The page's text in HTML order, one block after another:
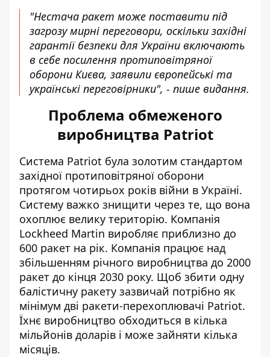
"Нестача ракет може поставити під
загрозу мирні переговори, оскільки західні
гарантії безпеки для України включають
в себе посилення протиповітряної
оборони Києва, заявили європейські та
українські переговірники", - пише видання.
Проблема обмеженого
виробництва Patriot
Система Patriot була золотим стандартом
західної протиповітряної оборони
протягом чотирьох років війни в Україні.
Систему важко знищити через те, що вона
охоплює велику територію. Компанія
Lockheed Martin виробляє приблизно до
600 ракет на рік. Компанія працює над
збільшенням річного виробництва до 2000
ракет до кінця 2030 року. Щоб збити одну
балістичну ракету зазвичай потрібно як
мінімум дві ракети-перехоплювачі Patriot.
Їхнє виробництво обходиться в кілька
мільйонів доларів і може зайняти кілька
місяців.